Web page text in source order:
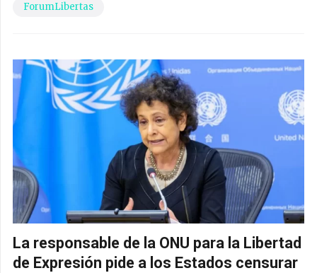
ForumLibertas
La responsable de la ONU para la Libertad
de Expresión pide a los Estados censurar